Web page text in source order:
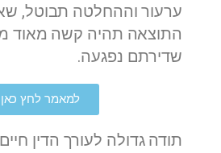
ערעור וההחלטה תבוטל,
התוצאה תהיה קשה מאוד
שדירתם נפגעה.
למאמר לחץ כאן
תודה גדולה לעורך הדין